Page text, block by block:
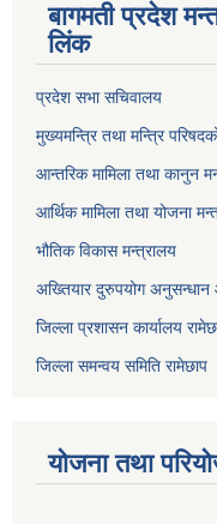
बागमती प्रदेश
लिंक
प्रदेश सभा सचिवालय
मुख्यमन्त्रि तथा मन्त्रि
आन्तरिक मामिला तथा कानुन
आर्थिक मामिला तथा योजना
भौतिक विकास मन्त्रालय
अख्तियार दुरुपयोग अनुसन्धान
जिल्ला प्रशासन कार्यालय
जिल्ला समन्वय समिति रामेछाप
योजना तथा